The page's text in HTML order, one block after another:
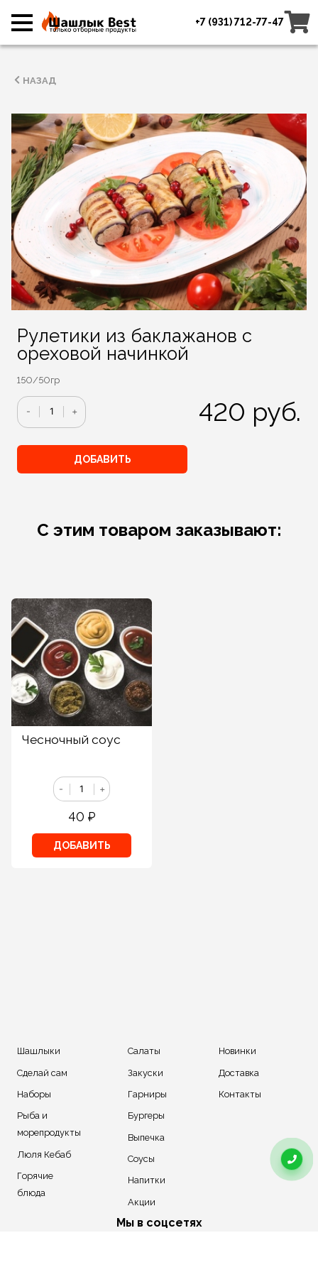
+7 (931) 712-77-47
НАЗАД
Рулетики из баклажанов с
ореховой начинкой
150/50гр
-Количество
+ 420 руб.
ДОБАВИТЬ
С этим товаром заказывают:
Чесночный соус
- +
40 ₽
ДОБАВИТЬ
Шашлыки
Сделай сам
Наборы
Рыба и
морепродукты
Люля Кебаб
Горячие
блюда
Салаты
Закуски
Гарниры
Бургеры
Выпечка
Соусы
Напитки
Акции
Новинки
Доставка
Контакты
Мы в соцсетях